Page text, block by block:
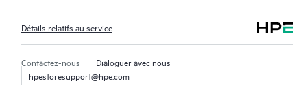
Détails relatifs au service
Contactez-nous
Dialoguer avec nous
hpestoresupport@hpe.com